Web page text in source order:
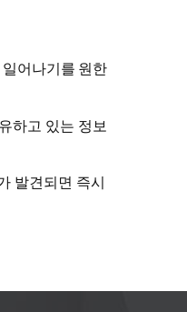
어나기를 원한
하고 있는 정보
발견되면 즉시